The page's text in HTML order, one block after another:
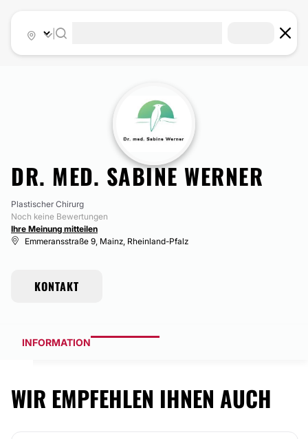
DR. MED. SABINE WERNER
Plastischer Chirurg
Noch keine Bewertungen
Ihre Meinung mitteilen
Emmeransstraße 9, Mainz, Rheinland-Pfalz
KONTAKT
INFORMATION
WIR EMPFEHLEN IHNEN AUCH